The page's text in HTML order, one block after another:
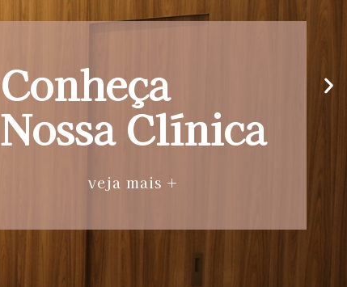
Conheça
Nossa Clínica
veja mais +